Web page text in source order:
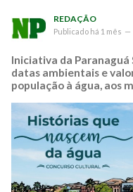
REDAÇÃO
Publicado há 1 mês —
Iniciativa da
datas ambientais e
população à água, aos